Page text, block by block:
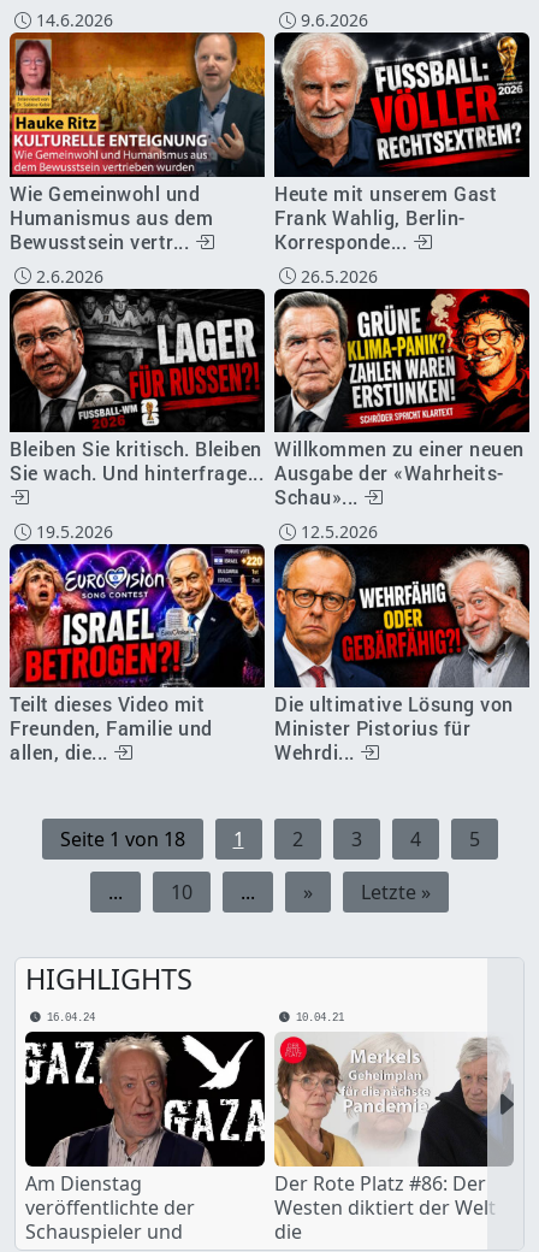
14.6.2026
Wie Gemeinwohl und
Humanismus aus dem
Bewusstsein vertr...
9.6.2026
Heute mit unserem Gast
Frank Wahlig, Berlin-
Korresponde...
2.6.2026
Bleiben Sie kritisch. Bleiben
Sie wach. Und hinterfrage...
26.5.2026
Willkommen zu einer neuen
Ausgabe der «Wahrheits-
Schau»...
19.5.2026
Teilt dieses Video mit
Freunden, Familie und
allen, die...
12.5.2026
Die ultimative Lösung von
Minister Pistorius für
Wehrdi...
Seite 1 von 18 1 2 3 4
5
...
10 ... » Letzte »
HIGHLIGHTS
16.04.24
Am Dienstag
veröffentlichte der
Schauspieler und
10.04.21
Der Rote Platz #86: Der
Westen diktiert der Welt
die